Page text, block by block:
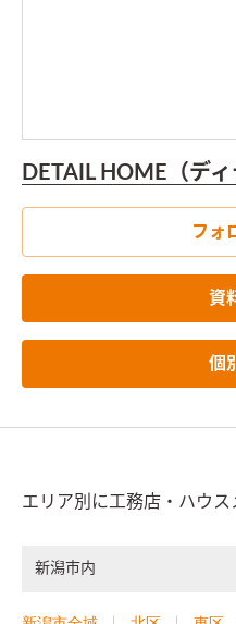
DETAIL HOME（ディ
フォ
資
個
エリア別に工務店・ハウス
新潟市内